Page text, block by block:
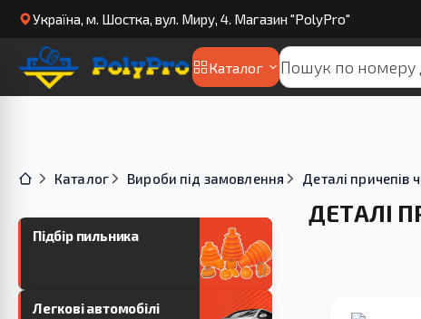
Українa, м. Шостка, вул. Миру, 4. Магазин "PolyPro"
Каталог
Каталог Вироби під замовлення Деталі причепів
Підбір пильника
Легкові автомобілі
ДЕТАЛІ